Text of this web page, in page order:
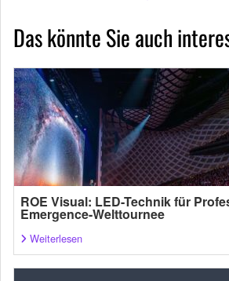
Das könnte Sie auch
ROE Visual: LED-Technik für
Emergence-Welttournee
Weiterlesen